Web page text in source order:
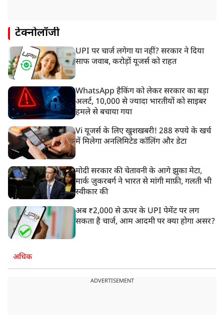
टेक्नोलॉजी
UPI पर चार्ज लगेगा या नहीं? सरकार ने दिया
साफ जवाब, करोड़ों यूजर्स को राहत
WhatsApp हैकिंग को लेकर सरकार का बड़ा
अलर्ट, 10,000 से ज्यादा भारतीयों को साइबर
हमले से बचाया गया
Vi यूजर्स के लिए खुशखबरी! 288 रुपये के खर्च
में मिलेगा अनलिमिटेड कॉलिंग और डेटा
मोदी सरकार की चेतावनी के आगे झुका मेटा,
मार्क ज़ुकरबर्ग ने भारत से मांगी माफ़ी, गलती भी
स्वीकार की
अब ₹2,000 से ऊपर के UPI पेमेंट पर लग
सकता है चार्ज, आम आदमी पर क्या होगा असर?
अधिक
ADVERTISEMENT